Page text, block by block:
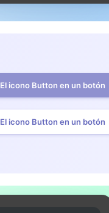
El icono Button en un botón
El icono Button en un botón